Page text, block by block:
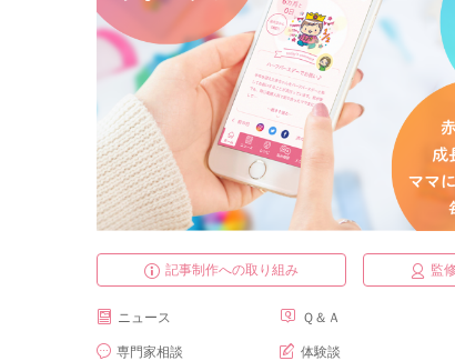
記事制作への取り組み 監
ニュース
専門家相談
Ｑ＆Ａ
体験談